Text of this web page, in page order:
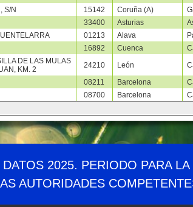
S/N 15142 Coruña (A)
33400 Asturias
01213 Alava
16892 Cuenca
DE LAS MULAS
KM. 2
24210 León
08211 Barcelona
08700 Barcelona
Enlaces Accesibilidad Aviso legal
2025. PERIODO PARA
AUTORIDADES